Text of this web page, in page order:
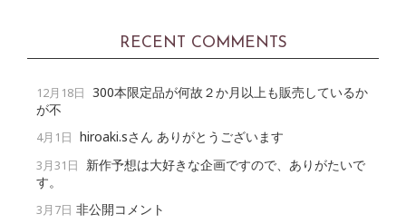
RECENT COMMENTS
12月18日 300本限定品が何故２か月以上も販売しているか
が不
4月1日 hiroaki.sさん ありがとうございます
3月31日
新作予想は大好きな企画ですので、ありがたいで
す。
3月7日 非公開コメント